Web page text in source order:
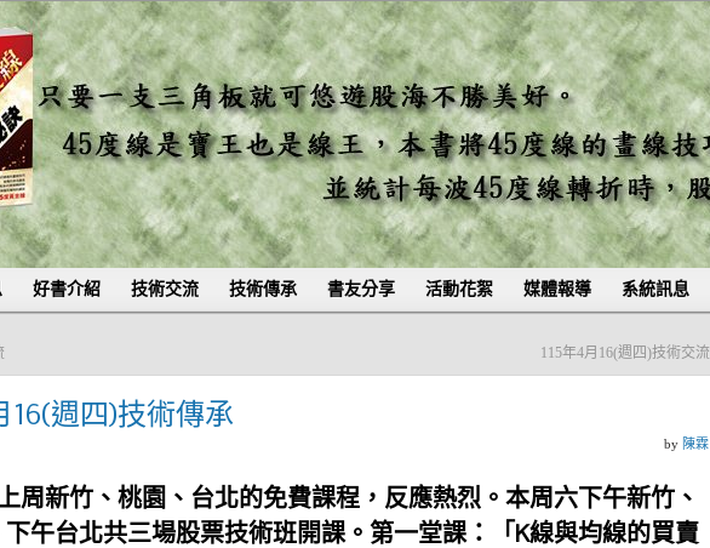
好書介紹 技術交流 技術傳承 書友分享 活動花絮 媒體報導 系統訊息
115年4月16(週四)技術交流
16(週四)技術傳承
by 陳霖
周新竹、桃園、台北的免費課程，反應熱烈。本周六下午新竹、
午台北共三場股票技術班開課。第一堂課：「K線與均線的買賣